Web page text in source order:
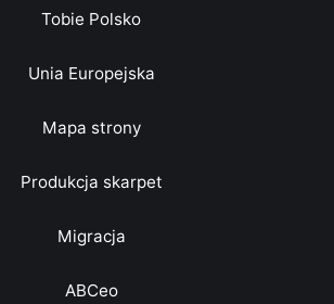
Tobie Polsko
Unia Europejska
Mapa strony
Produkcja skarpet
Migracja
ABCeo